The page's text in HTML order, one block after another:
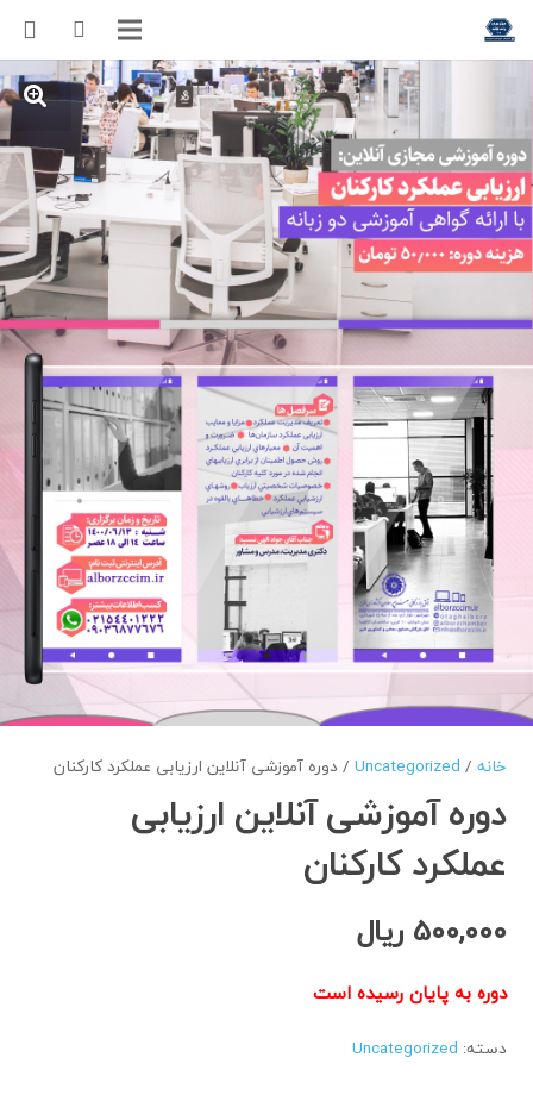
خانه /
Uncategorized / دوره آموزشی آنلاین ارزیابی عملکرد کارکنان
دوره آموزشی آنلاین ارزیابی
عملکرد کارکنان
500,000 ریال
دوره به پایان رسیده است
دسته: Uncategorized